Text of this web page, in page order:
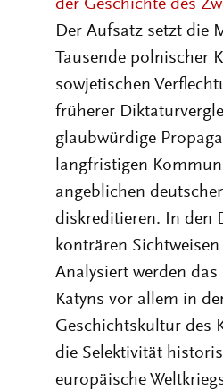
der Geschichte des
Der Aufsatz setzt die
Tausende polnischer
sowjetischen
früherer
glaubwürdige
langfristigen
angeblichen
diskreditieren. In den
konträren
Analysiert werden
Katyns vor allem in
Geschichtskultur des
die Selektivität
europäische